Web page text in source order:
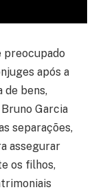
preocupado
após a
de bens,
Garcia
separações,
assegurar
os filhos,